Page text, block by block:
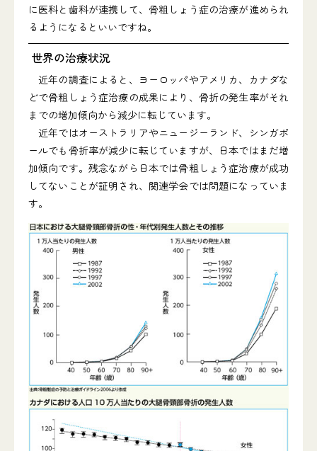
に医科と歯科が連携して、骨粗しょう症の治療が進められ
るようになるといいですね。
世界の治療状況
近年の調査によると、ヨーロッパやアメリカ、カナダな
どで骨粗しょう症治療の成果により、骨折の発生率がそれ
までの増加傾向から減少に転じています。
近年ではオーストラリアやニュージーランド、シンガポ
ールでも骨折率が減少に転じていますが、日本ではまだ増
加傾向です。残念ながら日本では骨粗しょう症治療が成功
してないことが証明され、関連学会では問題になっていま
す。